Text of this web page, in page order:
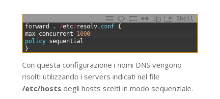
Shell
forward . /etc/ resolv.conf {
max_ concurrent
1000
policy sequential
}
Con questa configurazione i nomi DNS vengono
risolti utilizzando i servers indicati nel file
/etc/hosts degli hosts scelti in modo sequenziale.